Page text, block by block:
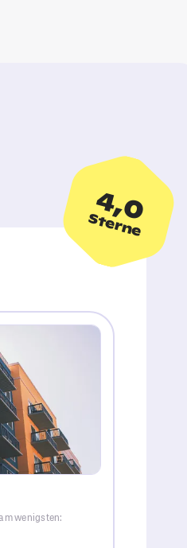
4,0
Sterne
wenigsten: